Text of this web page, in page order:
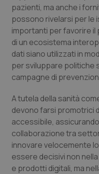
Oncologia &
Psoriasi & pelle
Quotidiano
Quotidiano
Quotidiano
Quotidiano
Rene &
pazienti, ma anche i
possono rivelarsi per le
importanti per favorire il
di un ecosistema
dati siano utilizzati in
per sviluppare politiche
campagne di
A tutela della sanità
devono farsi promotrici
accessibile,
collaborazione tra
innovare velocemente
essere decisivi non
e prodotti digitali, ma